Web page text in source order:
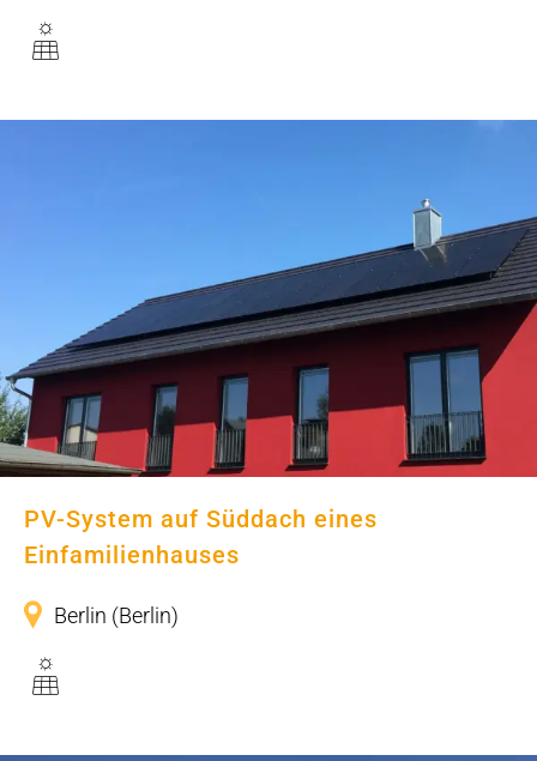
PV-System auf Süddach eines
Einfamilienhauses
PV-System auf Süddach eines
Einfamilienhauses
Berlin (Berlin)